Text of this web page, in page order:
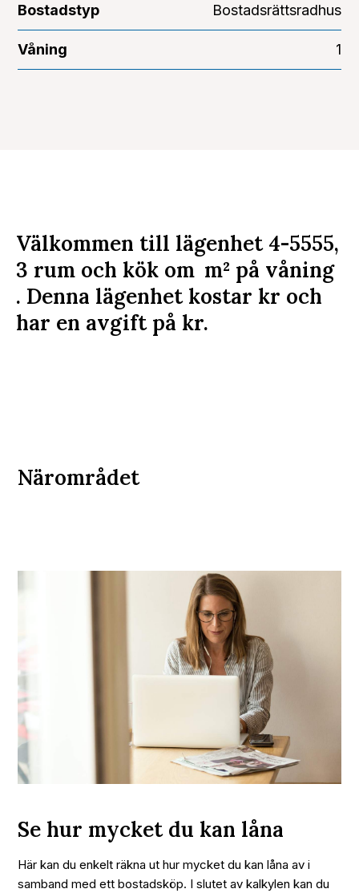
Bostadstyp Bostadsrättsradhus
Våning 1
Välkommen till lägenhet 4-5555,
3 rum och kök om m² på våning
. Denna lägenhet kostar kr och
har en avgift på kr.
Närområdet
Se hur mycket du kan låna
Här kan du enkelt räkna ut hur mycket du kan låna av i
samband med ett bostadsköp. I slutet av kalkylen kan du